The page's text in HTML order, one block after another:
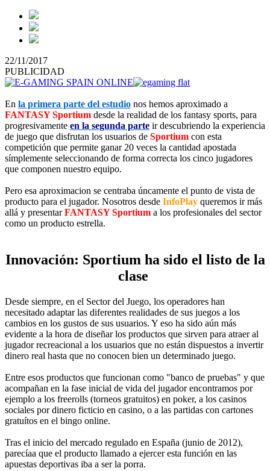
22/11/2017
PUBLICIDAD
En la primera parte del estudio nos hemos aproximado a
FANTASY Sportium desde la realidad de los fantasy sports, para
progresivamente en la segunda parte ir descubriendo la experiencia
de juego que disfrutan los usuarios de Sportium con esta
competición que permite ganar 20 veces la cantidad apostada
símplemente seleccionando de forma correcta los cinco jugadores
que componen nuestro equipo.
Pero esa aproximacion se centraba úncamente el punto de vista de
producto para el jugador. Nosotros desde InfoPlay queremos ir más
allá y presentarFANTASY Sportium a los profesionales del sector
como un producto estrella.
Innovación: Sportium ha sido el listo de la
clase
Desde siempre, en el Sector del Juego, los operadores han
necesitado adaptar las diferentes realidades de sus juegos a los
cambios en los gustos de sus usuarios. Y eso ha sido aún más
evidente a la hora de diseñar los productos que sirven para atraer al
jugador recreacional a los usuarios que no están dispuestos a invertir
dinero real hasta que no conocen bien un determinado juego.
Entre esos productos que funcionan como "banco de pruebas" y que
acompañan en la fase inicial de vida del jugador encontramos por
ejemplo a los freerolls (torneos gratuitos) en poker, a los casinos
sociales por dinero ficticio en casino, o a las partidas con cartones
gratuítos en el bingo online.
Tras el inicio del mercado regulado en España (junio de 2012),
parecíaa que el producto llamado a ejercer esta función en las
apuestas deportivas iba a ser la porra.